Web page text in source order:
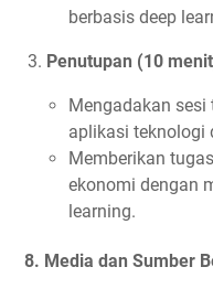
berbasis deep
Penutupan (10
Mengadakan
aplikasi teknologi
Memberikan
ekonomi dengan
learning.
8. Media dan Sumber